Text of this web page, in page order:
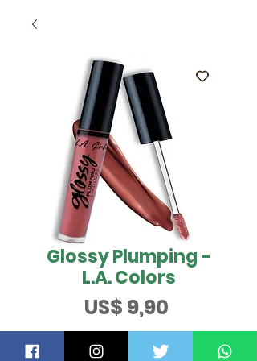
Glossy Plumping -
L.A. Colors
US$ 9,90
QUER SABER MAIS?